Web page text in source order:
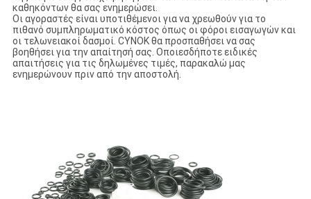
καθηκόντων θα σας ενημερώσει.
Οι αγοραστές είναι υποτιθέμενοι για να χρεωθούν για το
πιθανό συμπληρωματικό κόστος όπως οι φόροι εισαγωγών και
οι τελωνειακοί δασμοί. CYNOK θα προσπαθήσει να σας
βοηθήσει για την απαίτησή σας. Οποιεσδήποτε ειδικές
απαιτήσεις για τις δηλωμένες τιμές, παρακαλώ μας
ενημερώνουν πριν από την αποστολή.